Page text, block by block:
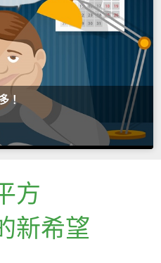
！
方
新希望